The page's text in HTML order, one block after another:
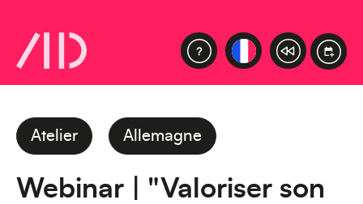
Atelier Allemagne
Webinar | "Valoriser son